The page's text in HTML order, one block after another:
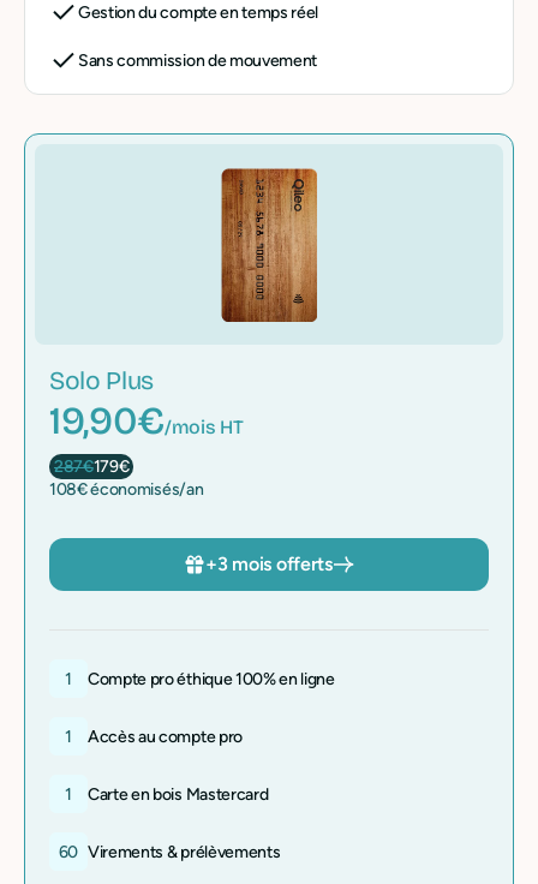
Gestion du compte en temps réel
Sans commission de mouvement
Solo Plus
19,90€/mois HT
287€179€
108€ économisés/an
+3 mois offerts
1 Compte pro éthique 100% en ligne
1 Accès au compte pro
1 Carte en bois Mastercard
60 Virements & prélèvements